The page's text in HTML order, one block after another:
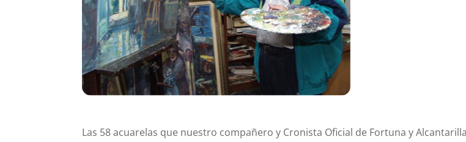
Las 58 acuarelas que nuestro compañero y Cronista Oficial de Fortuna y